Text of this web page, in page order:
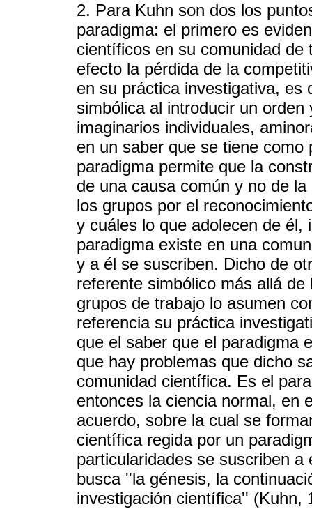
2. Para Kuhn son dos los
paradigma: el primero es
científicos en su comunidad
efecto la pérdida de la
en su práctica investigativa, es
simbólica al introducir un
imaginarios individuales,
en un saber que se tiene
paradigma permite que la
de una causa común y no de
los grupos por el
y cuáles lo que adolecen de él,
paradigma existe en una
y a él se suscriben. Dicho de
referente simbólico más allá
grupos de trabajo lo asumen
referencia su práctica
que el saber que el paradigma
que hay problemas que dicho
comunidad científica. Es el
entonces la ciencia normal, en
acuerdo, sobre la cual se
científica regida por un
particularidades se suscriben
busca ''la génesis, la
investigación científica'' (Kuhn,